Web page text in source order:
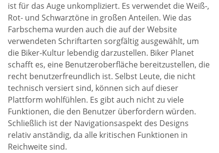
ist für das Auge unkompliziert. Es verwendet die Weiß-,
Rot- und Schwarztöne in großen Anteilen. Wie das
Farbschema wurden auch die auf der Website
verwendeten Schriftarten sorgfältig ausgewählt, um
die Biker-Kultur lebendig darzustellen. Biker Planet
schafft es, eine Benutzeroberfläche bereitzustellen, die
recht benutzerfreundlich ist. Selbst Leute, die nicht
technisch versiert sind, können sich auf dieser
Plattform wohlfühlen. Es gibt auch nicht zu viele
Funktionen, die den Benutzer überfordern würden.
Schließlich ist der Navigationsaspekt des Designs
relativ anständig, da alle kritischen Funktionen in
Reichweite sind.